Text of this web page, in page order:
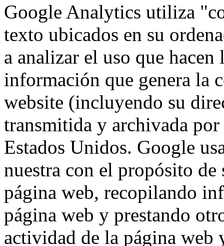
Google Analytics utiliza
texto ubicados en su
a analizar el uso que
información que genera la
website (incluyendo su
transmitida y archivada
Estados Unidos. Google
nuestra con el propósito
página web, recopilando
página web y prestando
actividad de la página web